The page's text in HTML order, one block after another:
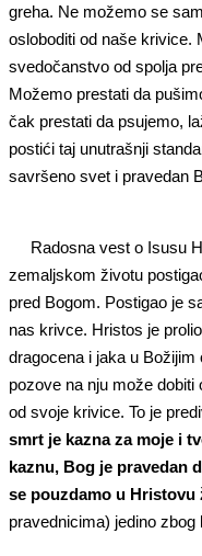
greha. Ne možemo se
osloboditi od naše krivice.
svedočanstvo od spolja
Možemo prestati da
čak prestati da psujemo,
postići taj unutrašnji
savršeno svet i pravedan
Radosna vest o Isusu
zemaljskom životu
pred Bogom. Postigao je
nas krivce. Hristos je
dragocena i jaka u
pozove na nju može dobiti
od svoje krivice. To je
smrt je kazna za moje i
kaznu, Bog je pravedan
se pouzdamo u Hristovu
pravednicima) jedino